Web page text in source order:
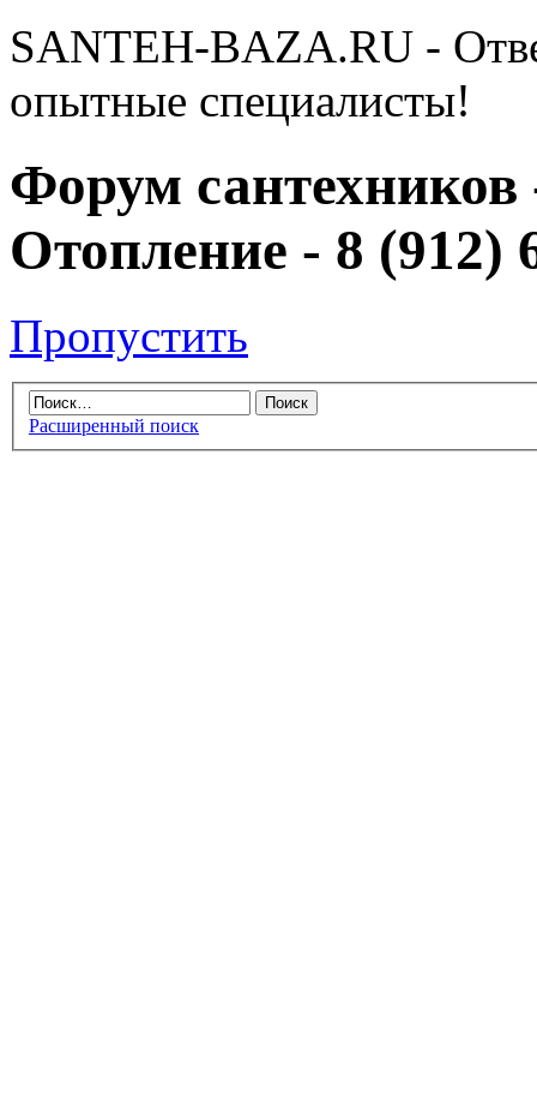
SANTEH-BAZA.RU -
опытные специалисты!
Форум сантехников
Отопление - 8 (912)
Пропустить
Расширенный поиск